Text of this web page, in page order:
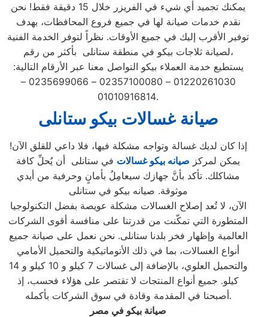
يمكنك تجميد أي شيء في الفريزر خلال 15 دقيقة فقط! نحن
نقدم خدمات صيانة لها في جميع فروع المحافظات، بهدف
توفير الأقرب إليك في جميع الأوقات. نظراً لتوفر الخدمة الفنية
لصيانة ثلاجات بيكو في منطقة ستانلى بأكثر من رقم،
يستطيع خدمة العملاء بيكو التواصل معنا عبر الأرقام التالية:
01220261030 – 02357100080 – 0235699066 –
01010916814.
صيانة غسالات بيكو ستانلى
إذا كان لديك غسالة وتواجه مشكلة فيها، فلا داعي للقلق الآن!
يمكن لمركز صيانه بيكو غسالات في ستانلى أن يُحلِّ كافة
مشاكلك. تأكد بأنَّ جهازك سيعامِلُ بأمانٍ وحرفية من أيدي
موثوقة. صيانه بيكو في ستانلى
الآن، لا تُعد إصلاح الغسالات مشكلة عويصة بفضل التكنولوجيا
المتطورة التي تمكّنت من قدرتنا على منافسة أقوى الشركات
العالمية وإظهار فخر بلدنا ستانلى. نحن نعمل على صيانة جميع
أنواع الغسالات، بما في ذلك الأتوماتيكية والتحميل الأمامي
والتحميل العلوي، بالإضافة إلى غسالات 7 كيلو و 10 كيلو و 14
كيلو. جميع أنواع المنتجات لا تقتصر على هؤلاء فحسب، إذ
أصبحنا في المقدمة وقادة في سوق الشركات بأكمله.
صيانة بيكو في مصر